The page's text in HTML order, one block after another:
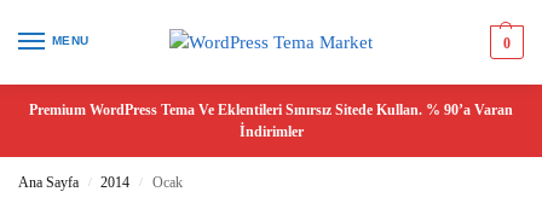
MENU 0
Premium WordPress Tema Ve Eklentileri Sınırsız Sitede Kullan. % 90’a Varan
İndirimler
Ana Sayfa / 2014 / Ocak